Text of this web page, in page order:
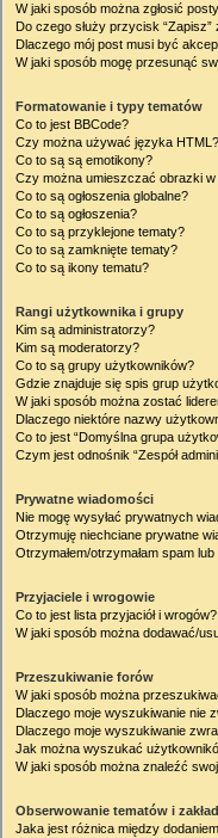
W jaki sposób można zgłosić
Do czego służy przycisk
Dlaczego mój post musi być
W jaki sposób mogę przesunąć
Formatowanie i typy tematów
Co to jest BBCode?
Czy można używać języka HTML?
Co to są są emotikony?
Czy można umieszczać obrazki w
Co to są ogłoszenia globalne?
Co to są ogłoszenia?
Co to są przyklejone tematy?
Co to są zamknięte tematy?
Co to są ikony tematu?
Rangi użytkownika i grupy
Kim są administratorzy?
Kim są moderatorzy?
Co to są grupy użytkowników?
Gdzie znajduje się spis grup
W jaki sposób można zostać
Dlaczego niektóre nazwy
Co to jest “Domyślna grupa
Czym jest odnośnik “Zespół
Prywatne wiadomości
Nie mogę wysyłać prywatnych
Otrzymuję niechciane prywatne
Otrzymałem/otrzymałam spam
Przyjaciele i wrogowie
Co to jest lista przyjaciół i wrogów?
W jaki sposób można dodawać/
Przeszukiwanie forów
W jaki sposób można
Dlaczego moje wyszukiwanie nie
Dlaczego moje wyszukiwanie
Jak można wyszukać
W jaki sposób można znaleźć
Obserwowanie tematów i
Jaka jest różnica między